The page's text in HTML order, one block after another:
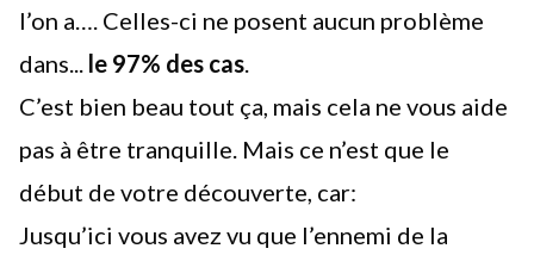
l’on a…. Celles-ci ne posent aucun problème
dans... le 97% des cas
C’est bien beau tout ça, mais cela ne vous aide
pas à être tranquille. Mais ce n’est que le
début de votre découverte, car:
Jusqu’ici vous avez vu que l’ennemi de la